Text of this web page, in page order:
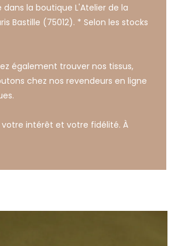
dans la boutique L'Atelier de la
Bastille (75012). * Selon les stocks
également trouver nos tissus,
chez nos revendeurs en ligne
intérêt et votre fidélité. À